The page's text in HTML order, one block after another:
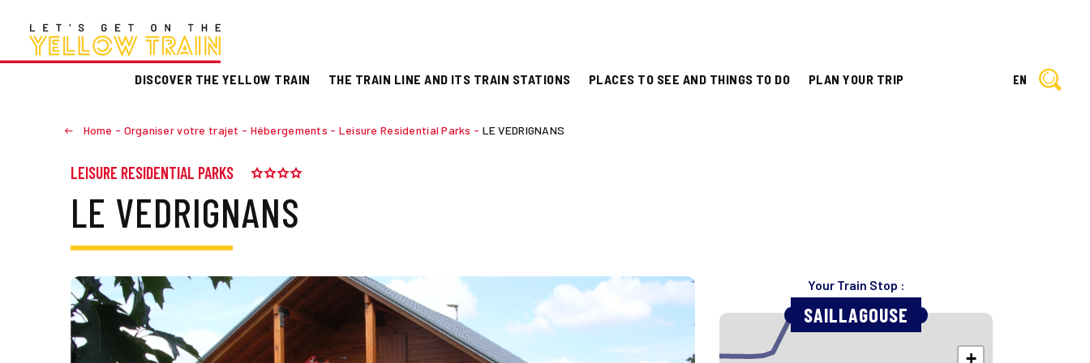
DISCOVER THE YELLOW TRAIN THE TRAIN LINE AND ITS TRAIN STATIONS PLACES TO SEE AND THINGS TO DO PLAN YOUR TRIP EN
Home - Organiser votre trajet - Hébergements - Leisure Residential Parks - LE VEDRIGNANS
LEISURE RESIDENTIAL PARKS
LE VEDRIGNANS
Your Train Stop :
SAILLAGOUSE
+